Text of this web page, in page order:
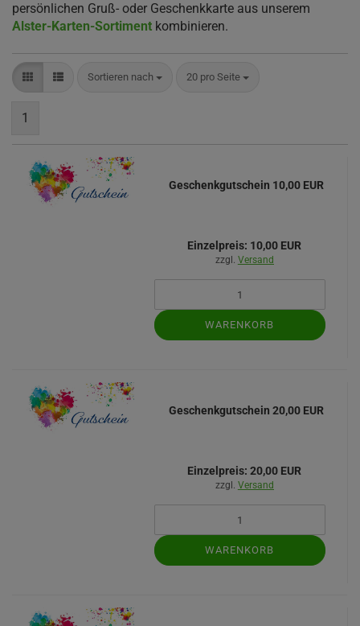
persönlichen Gruß- oder Geschenkkarte aus unserem
Alster-Karten-Sortiment kombinieren.
Sortieren nach
Sortieren nach 20 pro Seite
pro Seite
1
Geschenkgutschein 10,00 EUR
Einzelpreis: 10,00 EUR
zzgl. Versand
WARENKORB
Geschenkgutschein 20,00 EUR
Einzelpreis: 20,00 EUR
zzgl. Versand
WARENKORB